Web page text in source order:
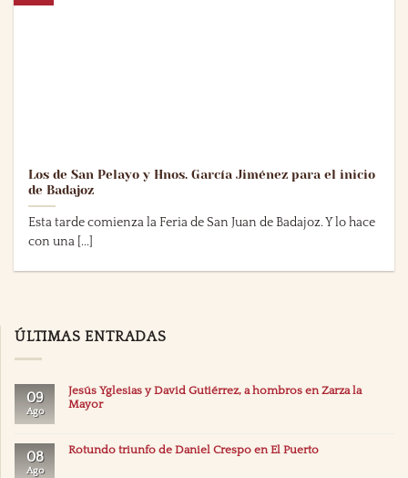
Los de San Pelayo y Hnos. García Jiménez para el inicio
de Badajoz
Esta tarde comienza la Feria de San Juan de Badajoz. Y lo hace
con una [...]
ÚLTIMAS ENTRADAS
09
Ago
Jesús Yglesias y David Gutiérrez, a hombros en Zarza la
Mayor
08
Ago
Rotundo triunfo de Daniel Crespo en El Puerto